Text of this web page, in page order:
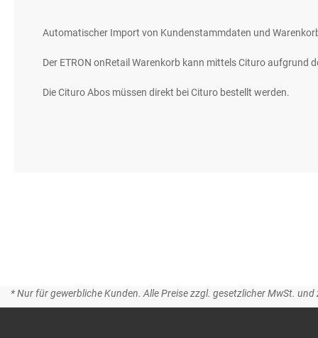
Automatischer Import von Kundenstammdaten und
Der ETRON onRetail Warenkorb kann mittels Cituro
Die Cituro Abos müssen direkt bei Cituro bestellt werden.
* Nur für gewerbliche Kunden. Alle Preise zzgl. gesetzlicher MwSt. und